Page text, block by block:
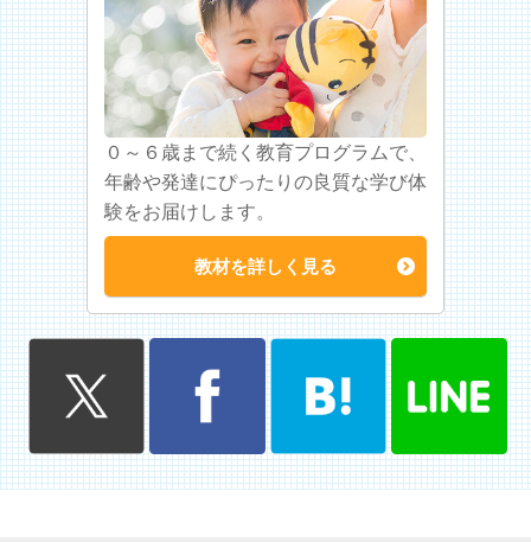
０～６歳まで続く教育プログラムで、
年齢や発達にぴったりの良質な学び体
験をお届けします。
教材を詳しく見る